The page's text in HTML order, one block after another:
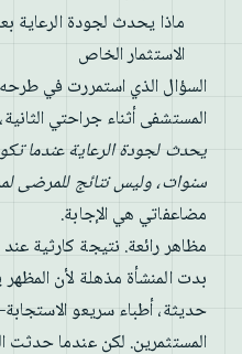
ماذا يحدث لجودة الرعاية
الاستثمار الخاص
السؤال الذي استمررت في طرحه
المستشفى أثناء جراحتي
سنوات، وليس نتائج للمرضى لمدة 30
مضاعفاتي هي الإجابة.
مظاهر رائعة. نتيجة كارثية عند
بدت المنشأة مذهلة لأن
حديثة، أطباء سريعو
المستثمرين. لكن عندما حدثت